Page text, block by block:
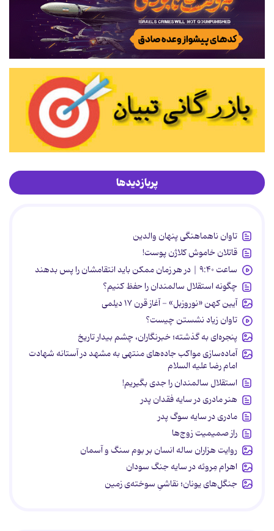
پربازدیدها
تاوان ناهماهنگی پنهان والدین
قاتلان خاموش کلاژن پوست!
ساعت ۹:۴۰ | در هر زمان ممکن باید انتقامشان را پس بدهند
چگونه استقلال سالمندان را حفظ کنیم؟
آیین کهن «نوروزبل» - آغاز قرن ۱۷ دیلمی
تاوان زیاد نشستن چیست؟
پنجره‌ای به گذشته؛ خبرنگاران، چشم بیدار تاریخ
آماده‌سازی مواکب جاده‌های منتهی به مشهد در آستانه شهادت
امام رضا علیه السلام
استقلال سالمندان را جدی بگیریم!
هنر مادری در سایه‌ فقدان پدر
مادری در سایه سوگ پدر
راز صمیمیت زوج‌ها
روایت هزاران ساله انسان بر بوم سنگ و آسمان
اهرام مِروئه در سایه جنگ سودان
جنگل‌های یونان؛ نقاشیِ سوخته‌ی زمین